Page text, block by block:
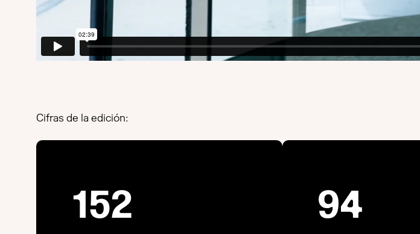
Cifras de la edición:
152 94